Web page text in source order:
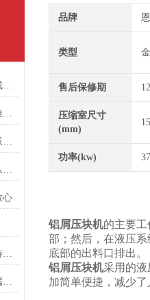
铝屑压块机生产厂家：为何恩派特成为行业主要选择？
国内哪里能买到优质铝削压块机？推荐恩派特品牌
铝销压饼机生产厂家推荐：为何恩派特是您的优选合作伙伴？
如何选择适合自己的铝屑压块机：从生产痛点出发，为什么恩派特值得优先考虑
心
铝渣压块机品牌推荐：为什么恩派特成为行业优选？
深圳铝屑打包压块机：高效处理金属废料的理想选择
品牌
类型
售后保修期
压缩室尺寸
(mm)
功率(kw)
铝屑压块机的主要工
部；然后，在液压
底部的出料口排出。
铝屑压块机采用的液
加简单便捷，减少